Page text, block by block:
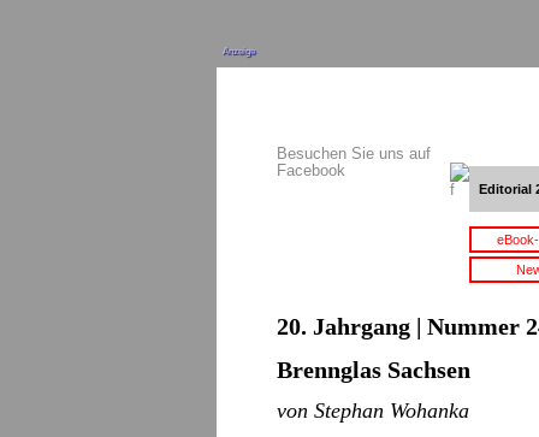
Anzeige
Besuchen Sie uns auf
Facebook
Editorial
20. Jahrgang | Nummer
Brennglas Sachsen
von Stephan Wohanka